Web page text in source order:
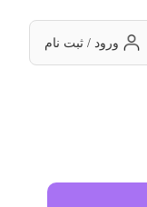
ورود / ثبت نام